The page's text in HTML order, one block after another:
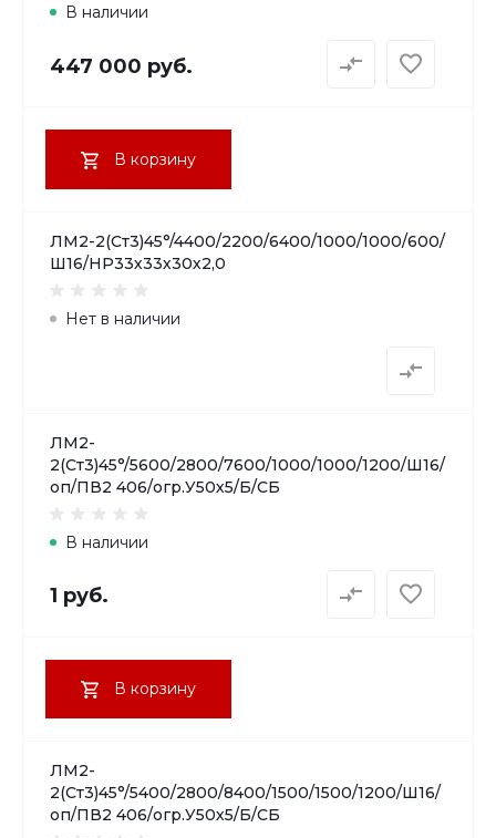
В наличии
447 000 руб.
В корзину
ЛМ2-2(Ст3)45°/4400/2200/6400/1000/1000/600/
Ш16/НР33х33х30х2,0
Нет в наличии
ЛМ2-
2(Ст3)45°/5600/2800/7600/1000/1000/1200/Ш16/
оп/ПВ2 406/огр.У50х5/Б/СБ
В наличии
1 руб.
В корзину
ЛМ2-
2(Ст3)45°/5400/2800/8400/1500/1500/1200/Ш16/
оп/ПВ2 406/огр.У50х5/Б/СБ